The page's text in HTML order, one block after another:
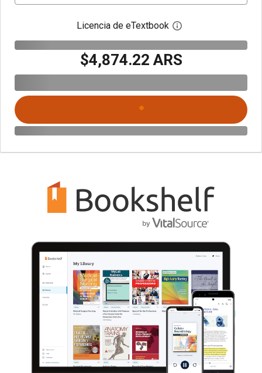
Licencia de eTextbook Abre el cuadro de
$4,874.22 ARS